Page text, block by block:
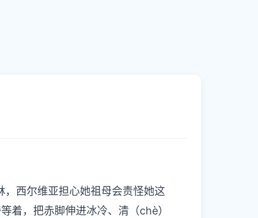
西尔维亚担心她祖母会责怪她这
着，把赤脚伸进冰冷、清（chè）